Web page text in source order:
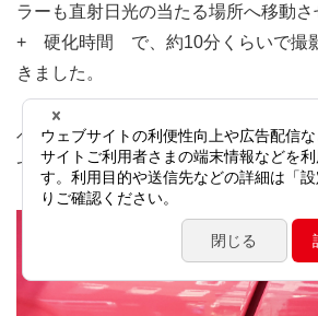
ラーも直射日光の当たる場所へ移動
+ 硬化時間 で、約10分くらいで撮
きました。
ヘラの角で軽くツンツンしてみて硬
て、固まっていたのでOKです。